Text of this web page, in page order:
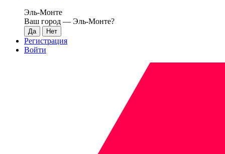
Эль-Монте
Ваш город — Эль-Монте?
Регистрация
Войти